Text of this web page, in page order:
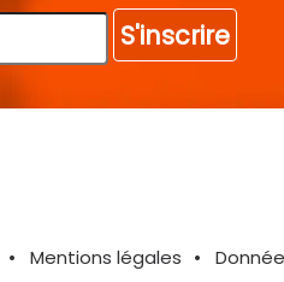
S'inscrire
Mentions légales